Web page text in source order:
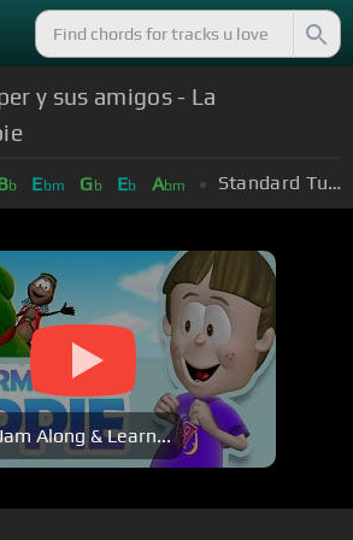
y sus amigos - La
b Ebm Gb Eb Abm Standard Tuning (EADGBE)
Along & Learn...